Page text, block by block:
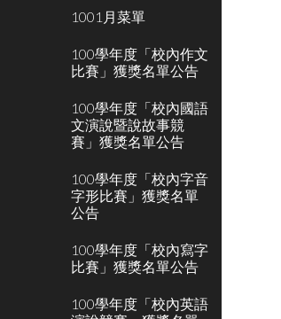
1001月菜單
100學年度「校內作文
比賽」獲獎名單公告
100學年度「校內國語
文演說暨說故事競
賽」獲獎名單公告
100學年度「校內字音
字形比賽」獲獎名單
公告
100學年度「校內寫字
比賽」獲獎名單公告
100學年度「校內英語